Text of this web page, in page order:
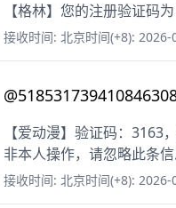
【格林】您的注册验证码为
接收时间: 北京时间(+8):
【爱动漫】验证码：
非本人操作，请忽略此条信
接收时间: 北京时间(+8):